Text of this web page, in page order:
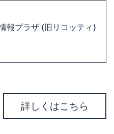
報プラザ (旧リコッティ)
詳しくはこちら